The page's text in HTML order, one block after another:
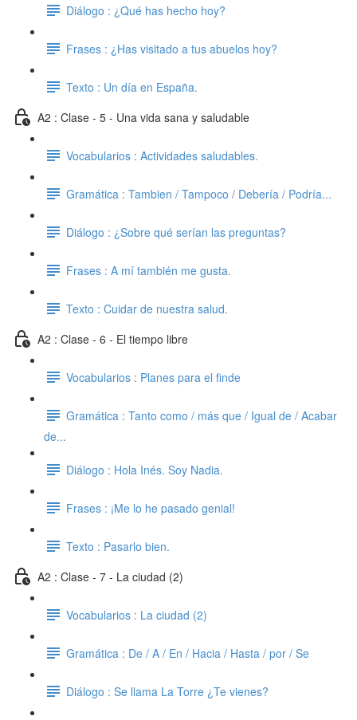
Diálogo : ¿Qué has hecho hoy?
Frases : ¿Has visitado a tus abuelos hoy?
Texto : Un día en España.
A2 : Clase - 5 - Una vida sana y saludable
Vocabularios : Actividades saludables.
Gramática : Tambien / Tampoco / Debería / Podría...
Diálogo : ¿Sobre qué serían las preguntas?
Frases : A mí también me gusta.
Texto : Cuidar de nuestra salud.
A2 : Clase - 6 - El tiempo libre
Vocabularios : Planes para el finde
Gramática : Tanto como / más que / Igual de / Acabar
de...
Diálogo : Hola Inés. Soy Nadia.
Frases : ¡Me lo he pasado genial!
Texto : Pasarlo bien.
A2 : Clase - 7 - La ciudad (2)
Vocabularios : La ciudad (2)
Gramática : De / A / En / Hacia / Hasta / por / Se
Diálogo : Se llama La Torre ¿Te vienes?